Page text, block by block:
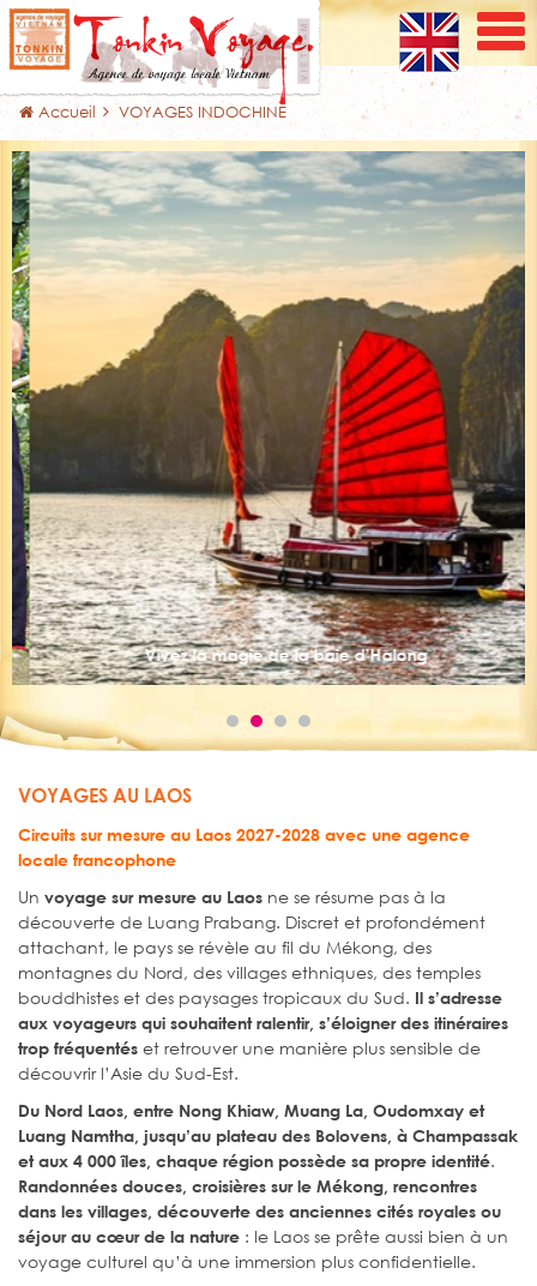
Accueil VOYAGES INDOCHINE
Vivez la magie de la baie d’Halong
VOYAGES AU LAOS
Circuits sur mesure au Laos 2027-2028 avec une agence
locale francophone
Un voyage sur mesure au Laos ne se résume pas à la
découverte de Luang Prabang. Discret et profondément
attachant, le pays se révèle au fil du Mékong, des
montagnes du Nord, des villages ethniques, des temples
bouddhistes et des paysages tropicaux du Sud. Il s’adresse
aux voyageurs qui souhaitent ralentir, s’éloigner des itinéraires
trop fréquentés et retrouver une manière plus sensible de
découvrir l’Asie du Sud-Est.
Du Nord Laos, entre Nong Khiaw, Muang La, Oudomxay et
Luang Namtha, jusqu’au plateau des Bolovens, à Champassak
et aux 4 000 îles, chaque région possède sa propre identité.
Randonnées douces, croisières sur le Mékong, rencontres
dans les villages, découverte des anciennes cités royales ou
séjour au cœur de la nature : le Laos se prête aussi bien à un
voyage culturel qu’à une immersion plus confidentielle.